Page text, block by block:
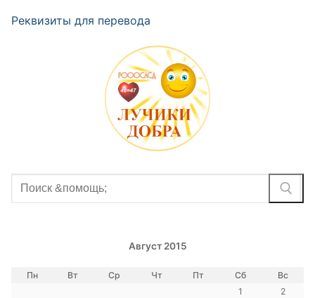
Реквизиты для перевода
Найти:
Август 2015
Пн Вт Ср Чт Пт Сб
Вс
1
2